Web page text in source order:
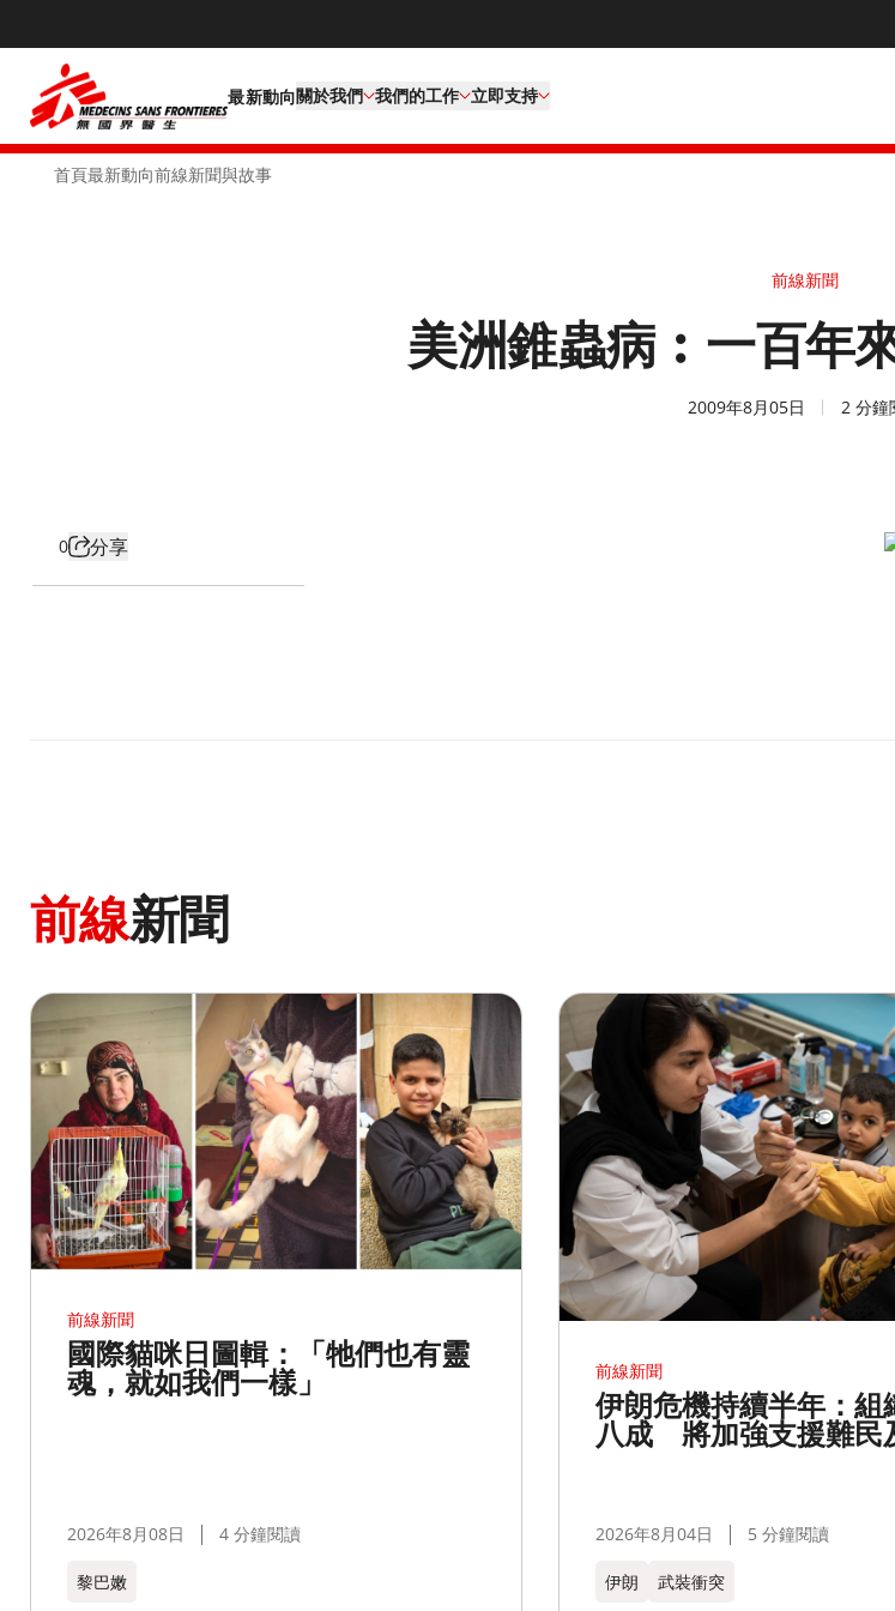
最新動向關於我們 我們的工作​ 立即支持
首頁最新動向前線新聞與故事
前線新聞
美洲錐蟲病︰一百年
2009年8月05日 2 分鐘
0 分享
前線新聞
前線新聞
國際貓咪日圖輯：「牠們也有靈
魂，就如我們一樣」
2026年8月08日 4 分鐘閱讀
黎巴嫩​
前線新聞
伊朗危機持續半年：組
八成 將加強支援難民
2026年8月04日 5 分鐘閱讀
伊朗 武裝衝突